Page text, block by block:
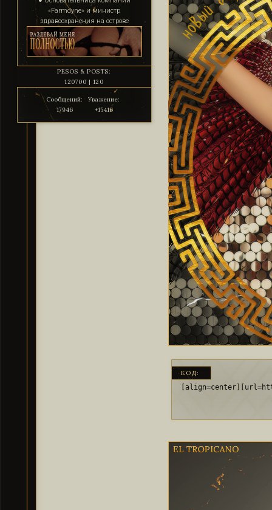
«Farmdyne» и министр
здравоохранения на острове
PESOS & POSTS:
120700 | 120
Сообщений:
17946
Уважение:
+15416
КОД: